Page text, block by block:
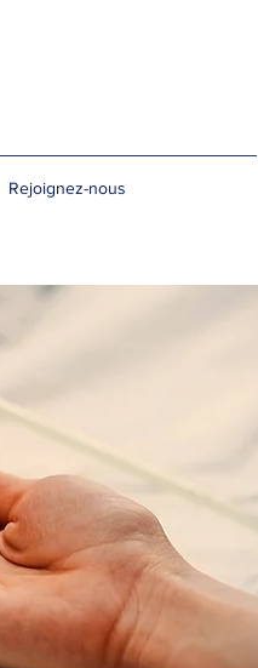
Rejoignez-nous